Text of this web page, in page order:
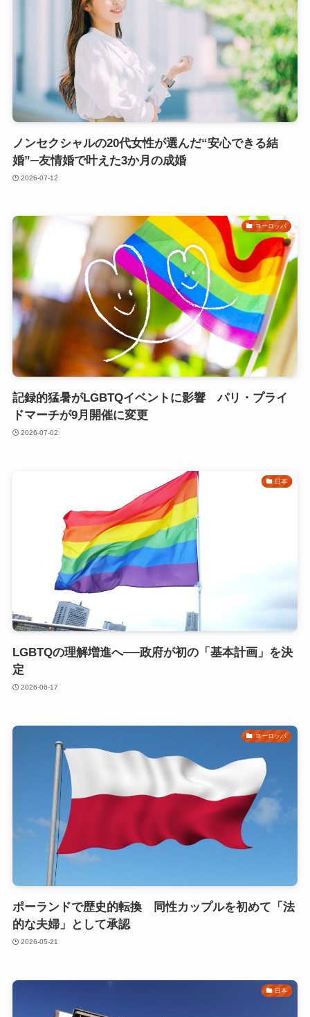
ノンセクシャルの20代女性が選んだ“安心できる結
婚”─友情婚で叶えた3か月の成婚
2026-07-12
ヨーロッパ
記録的猛暑がLGBTQイベントに影響 パリ・プライ
ドマーチが9月開催に変更
2026-07-02
日本
LGBTQの理解増進へ──政府が初の「基本計画」を決
定
2026-06-17
ヨーロッパ
ポーランドで歴史的転換 同性カップルを初めて「法
的な夫婦」として承認
2026-05-21
日本